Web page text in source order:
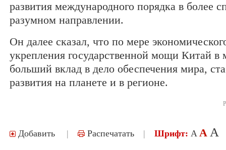
развития международного порядка в более
разумном направлении.
Он далее сказал, что по мере
укрепления государственной мощи Китай в
больший вклад в дело обеспечения мира,
развития на планете и в регионе.
Добавить | Распечатать | Шрифт: A A A